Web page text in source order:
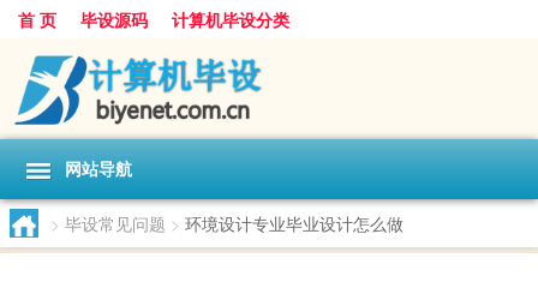
首 页 毕设源码 计算机毕设分类
网站导航
> 毕设常见问题 > 环境设计专业毕业设计怎么做